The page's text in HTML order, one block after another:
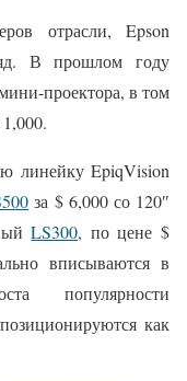
отрасли, Epson
В прошлом году
проектора, в том
линейку EpiqVision
за $ 6,000 со 120″
LS300, по цене $
вписываются в
популярности
как